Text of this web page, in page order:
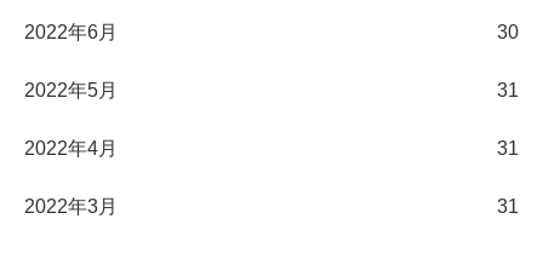
2022年6月 30
2022年5月 31
2022年4月 31
2022年3月 31